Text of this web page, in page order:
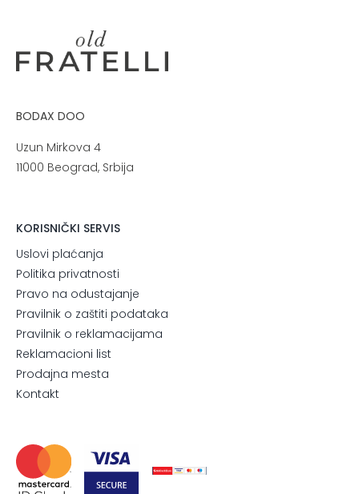
BODAX DOO
Uzun Mirkova 4
11000 Beograd, Srbija
KORISNIČKI SERVIS
Uslovi plaćanja
Politika privatnosti
Pravo na odustajanje
Pravilnik o zaštiti podataka
Pravilnik o reklamacijama
Reklamacioni list
Prodajna mesta
Kontakt